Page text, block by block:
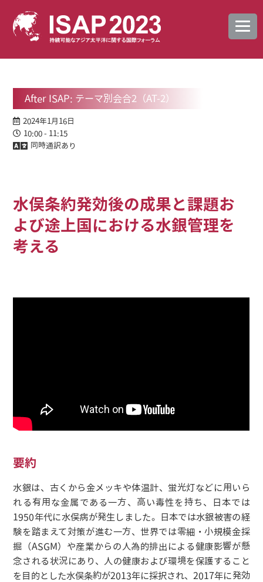
After ISAP: テーマ別会合2（AT-2）
2024年1月16日
10:00 - 11:15
同時通訳あり
水俣条約発効後の成果と課題お
よび途上国における水銀管理を
考える
要約
水銀は、古くから金メッキや体温計、蛍光灯などに用いら
れる有用な金属である一方、高い毒性を持ち、日本では
1950年代に水俣病が発生しました。日本では水銀被害の経
験を踏まえて対策が進む一方、世界では零細・小規模金採
掘（ASGM）や産業からの人為的排出による健康影響が懸
念される状況にあり、人の健康および環境を保護すること
を目的とした水俣条約が2013年に採択され、2017年に発効